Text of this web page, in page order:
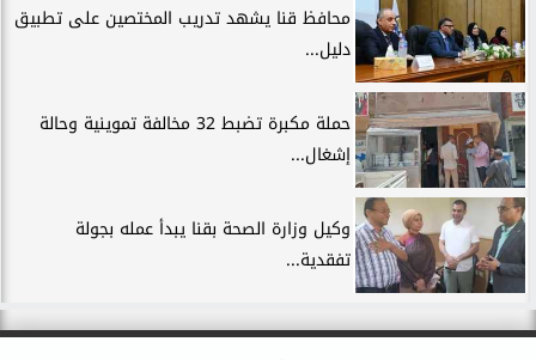
محافظ قنا يشهد تدريب المختصين على تطبيق
دليل...
حملة مكبرة تضبط 32 مخالفة تموينية وحالة
إشغال...
وكيل وزارة الصحة بقنا يبدأ عمله بجولة
تفقدية...